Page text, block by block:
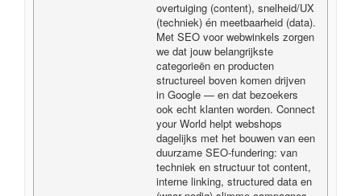
overtuiging (content), snelheid/UX
(techniek) én meetbaarheid (data).
Met SEO voor webwinkels zorgen
we dat jouw belangrijkste
categorieën en producten
structureel boven komen drijven
in Google — en dat bezoekers
ook echt klanten worden. Connect
your World helpt webshops
dagelijks met het bouwen van een
duurzame SEO-fundering: van
techniek en structuur tot content,
interne linking, structured data en